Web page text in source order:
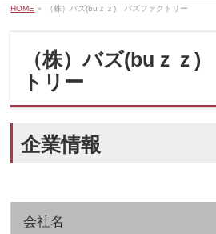
HOME » （株）バズ(buｚｚ) バズファクトリー
（株）バズ(buｚｚ
トリー
企業情報
会社名